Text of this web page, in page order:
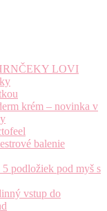
LOVI
krém – novinka v
balenie
podložiek pod myš s
vstup do